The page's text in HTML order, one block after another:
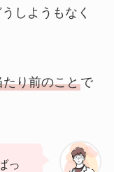
しようもなく
り前のことで
っ